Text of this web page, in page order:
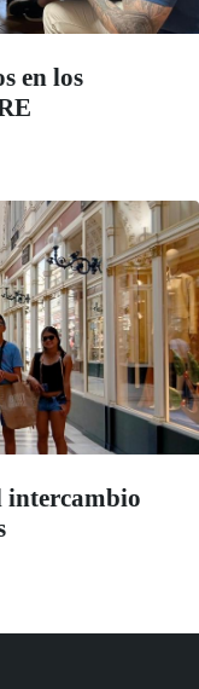
en los
intercambio